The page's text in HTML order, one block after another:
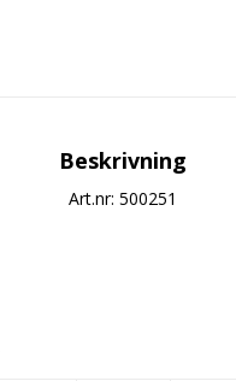
Beskrivning
Art.nr: 500251